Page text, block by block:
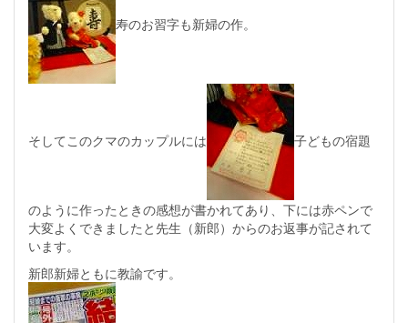
寿のお習字も新婦の作。
そしてこのクマのカップルには 子どもの宿題
のように作ったときの感想が書かれてあり、下には赤ペンで
大変よくできましたと先生（新郎）からのお返事が記されて
います。
新郎新婦ともに教諭です。